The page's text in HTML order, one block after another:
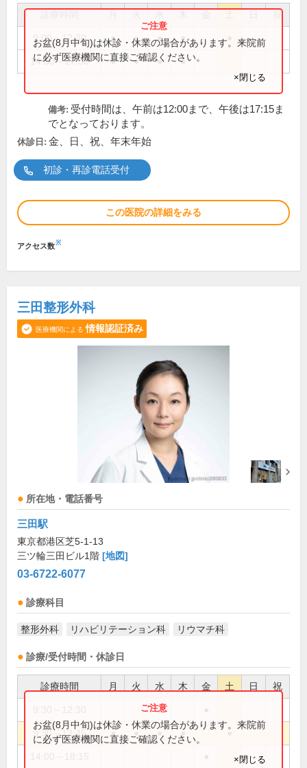
祝
9:00～12:30 ● ● ● ●
14:00～17:30 ● ● ● ●
お盆(8月中旬)は休診・休業の場合があります。来院前
に必ず医療機関に直接ご確認ください。
×閉じる
備考: 受付時間は、午前は12:00まで、午後は17:15ま
でとなっております。
休診日: 金、日、祝、年末年始
初診・再診電話受付
この医院の詳細をみる
アクセス数※
三田整形外科
医療機関による 情報認証済み
所在地・電話番号
三田駅
東京都港区芝5-1-13
三ツ輪三田ビル1階 [地図]
03-6722-6077
診療科目
整形外科 リハビリテーション科 リウマチ科
診療/受付時間・休診日
診療時間 月 火 水 木 金 土 日 祝
9:30～13:45 ● ● ● ● ●
お盆(8月中旬)は休診・休業の場合があります。来院前
に必ず医療機関に直接ご確認ください。
×閉じる